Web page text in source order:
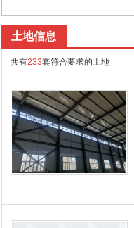
土地信息
共有233套符合要求的土地